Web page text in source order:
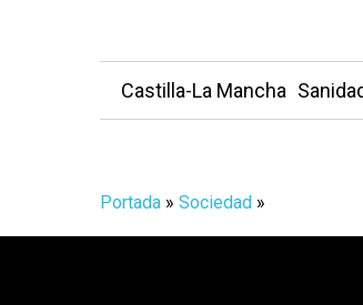
Castilla-La Mancha
Portada » Sociedad »